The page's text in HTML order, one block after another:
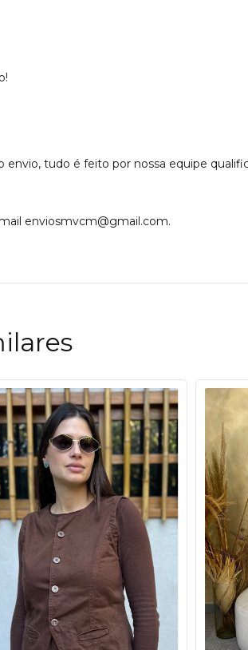
tudo é feito por nossa equipe
enviosmvcm@gmail.com.